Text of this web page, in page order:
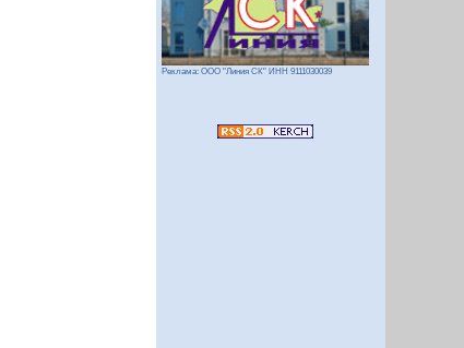
Реклама: ООО "Линия СК" ИНН 9111030039